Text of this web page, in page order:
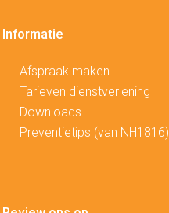
Informatie
Afspraak maken
Tarieven dienstverlening
Downloads
Preventietips (van NH1816)